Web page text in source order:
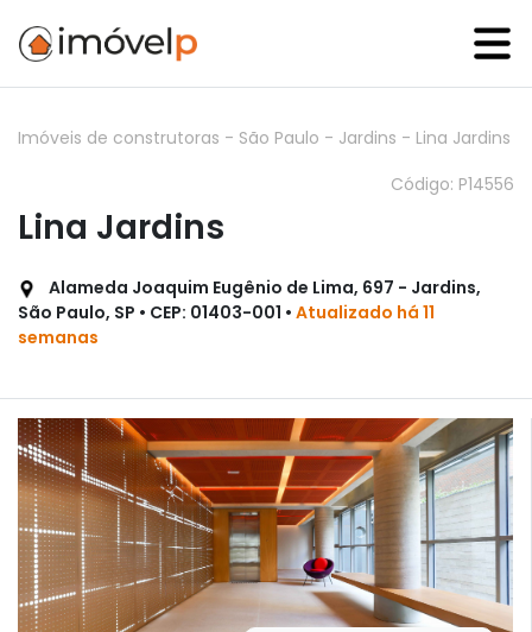
Imóveis de construtoras - São Paulo - Jardins - Lina Jardins
Código: P14556
Lina Jardins
Alameda Joaquim Eugênio de Lima, 697 - Jardins,
São Paulo, SP • CEP: 01403-001 • Atualizado há 11
semanas